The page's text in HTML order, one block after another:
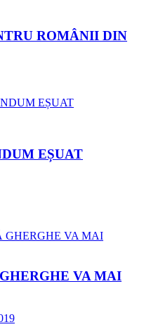
ROMÂNII DIN
EȘUAT
VA MAI